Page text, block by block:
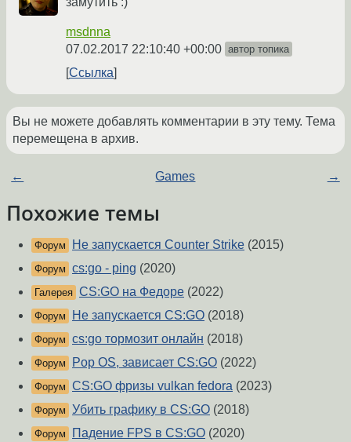
msdnna
07.02.2017 22:10:40 +00:00 автор топика
Ссылка
Вы не можете добавлять комментарии в эту тему. Тема
перемещена в архив.
← Games →
Похожие темы
Форум Не запускается Counter Strike (2015)
Форум cs:go - ping (2020)
Галерея CS:GO на Федоре (2022)
Форум Не запускается CS:GO (2018)
Форум cs:go тормозит онлайн (2018)
Форум Pop OS, зависает CS:GO (2022)
Форум CS:GO фризы vulkan fedora (2023)
Форум Убить графику в CS:GO (2018)
Форум Падение FPS в CS:GO (2020)